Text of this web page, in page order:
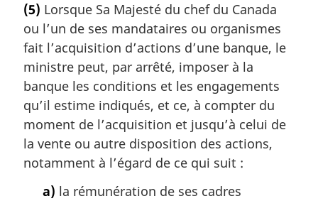
a
l
e
:
t
e
m
a
g
i
n
a
e
(5) Lorsque Sa Majesté du chef du Canada
ou l’un de ses mandataires ou organismes
fait l’acquisition d’actions d’une banque, le
ministre peut, par arrêté, imposer à la
banque les conditions et les engagements
qu’il estime indiqués, et ce, à compter du
moment de l’acquisition et jusqu’à celui de
la vente ou autre disposition des actions,
notamment à l’égard de ce qui suit :
a) la rémunération de ses cadres